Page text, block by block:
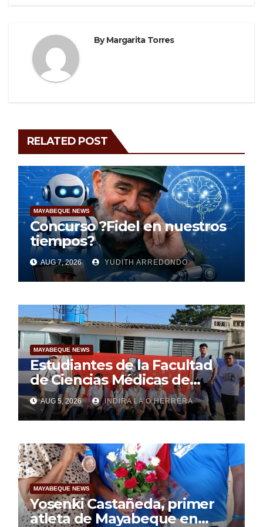
ByMargarita Torres
RELATED POST
MAYABEQUE NEWS
Concurso ?Fidel en nuestros
tiempos?
AUG 7, 2026 YUDITH ARREDONDO
MAYABEQUE NEWS
Estudiantes de la Facultad
de Ciencias Médicas de
Mayabeque realizan
pesquisa
AUG 5, 2026 INDIRA LA O HERRERA
MAYABEQUE NEWS
Yosenki Castañeda, primer
atleta de Mayabeque en